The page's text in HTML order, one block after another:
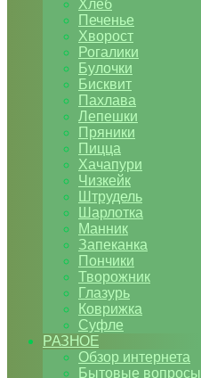
Хлеб
Печенье
Хворост
Рогалики
Булочки
Бисквит
Пахлава
Лепешки
Пряники
Пицца
Хачапури
Чизкейк
Штрудель
Шарлотка
Манник
Запеканка
Пончики
Творожник
Глазурь
Коврижка
Суфле
РАЗНОЕ
Обзор интернета
Бытовые вопросы